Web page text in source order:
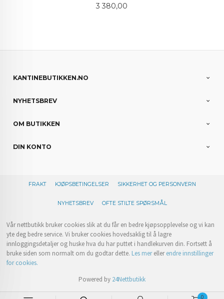
0
Pris
3 380,00
KANTINEBUTIKKEN.NO
NYHETSBREV
OM BUTIKKEN
DIN KONTO
FRAKT KJØPSBETINGELSER SIKKERHET OG PERSONVERN
NYHETSBREV OFTE STILTE SPØRSMÅL
Vår nettbutikk bruker cookies slik at du får en bedre kjøpsopplevelse og vi kan
yte deg bedre service. Vi bruker cookies hovedsaklig til å lagre
innloggingsdetaljer og huske hva du har puttet i handlekurven din. Fortsett å
bruke siden som normalt om du godtar dette. Les merellerendre innstillinger
for cookies.
Powered by 24Nettbutikk